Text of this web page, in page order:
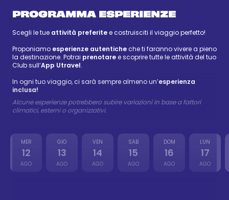
PROGRAMMA ESPERIENZE
Scegli le tue attività preferitee costruisciti il viaggio perfetto!
Proponiamo esperienze autenticheche ti faranno vivere a pieno
la destinazione. Potrai prenotaree scoprire tutte le attività del tuo
Club sull’App Utravel.
In ogni tuo viaggio, ci sarà sempre almeno un’esperienza
inclusa!
Alcune esperienze potrebbero subire variazioni in base a fattori
climatici, esterni o organizzativi.
MER
12
AGO
GIO
13
AGO
VEN
14
AGO
SAB
15
AGO
DOM
16
AGO
LUN
17
AGO